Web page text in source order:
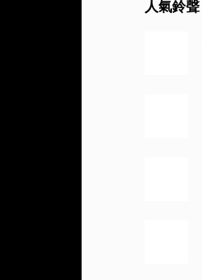
人氣鈴聲